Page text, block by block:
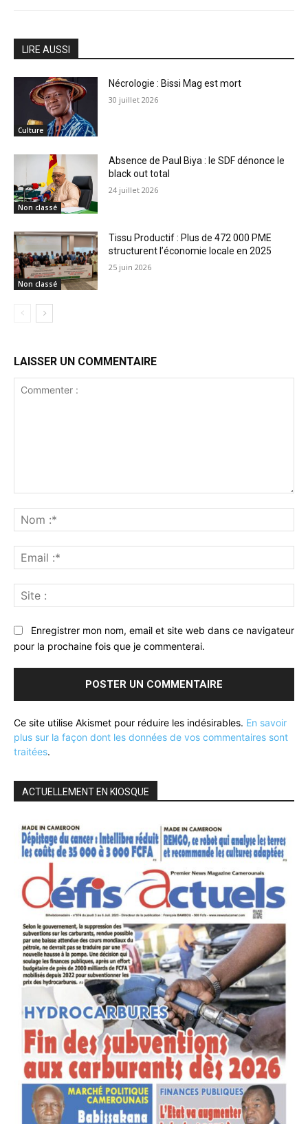
LIRE AUSSI
Culture
Nécrologie : Bissi Mag est mort
30 juillet 2026
Non classé
Absence de Paul Biya : le SDF dénonce le
black out total
24 juillet 2026
Non classé
Tissu Productif : Plus de 472 000 PME
structurent l’économie locale en 2025
25 juin 2026
LAISSER UN COMMENTAIRE
:*
:*
:
Enregistrer mon nom, email et site web dans ce navigateur
pour la prochaine fois que je commenterai.
Ce site utilise Akismet pour réduire les indésirables. En savoir
plus sur la façon dont les données de vos commentaires sont
traitées.
ACTUELLEMENT EN KIOSQUE